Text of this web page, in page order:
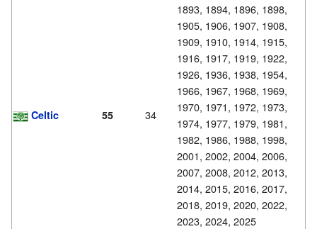
Celtic 55 34
1893, 1894, 1896, 1898,
1905, 1906, 1907, 1908,
1909, 1910, 1914, 1915,
1916, 1917, 1919, 1922,
1926, 1936, 1938, 1954,
1966, 1967, 1968, 1969,
1970, 1971, 1972, 1973,
1974, 1977, 1979, 1981,
1982, 1986, 1988, 1998,
2001, 2002, 2004, 2006,
2007, 2008, 2012, 2013,
2014, 2015, 2016, 2017,
2018, 2019, 2020, 2022,
2023, 2024, 2025